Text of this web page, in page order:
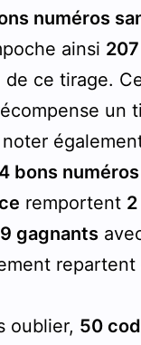
numéros
ainsi
de ce tirage.
un
4 bons
remportent
gagnants
repartent
oublier, 50